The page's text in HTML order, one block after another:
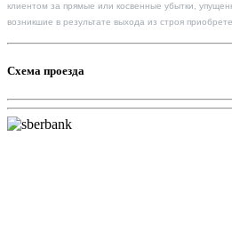
клиентом за прямые или косвенные убытки,
возникшие в результате выхода из строя
Схема проезда